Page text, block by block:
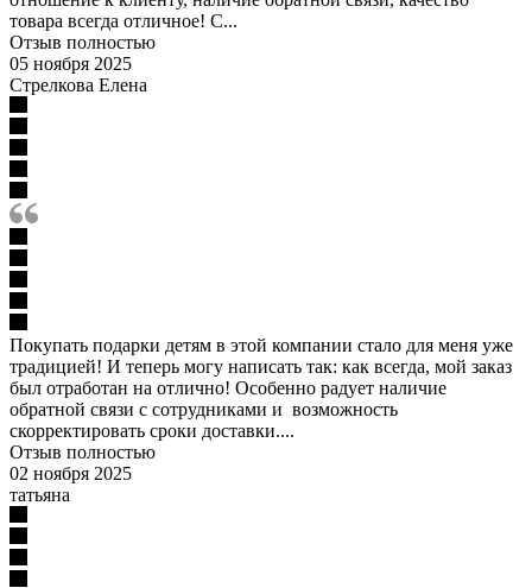
товара всегда отличное! С...
Отзыв полностью
05 ноября 2025
Стрелкова Елена
Покупать подарки детям в этой компании стало для меня уже
традицией! И теперь могу написать так: как всегда, мой заказ
был отработан на отлично! Особенно радует наличие
обратной связи с сотрудниками и возможность
скорректировать сроки доставки....
Отзыв полностью
02 ноября 2025
татьяна